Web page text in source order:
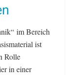
im Bereich
ist
Rolle
in einer